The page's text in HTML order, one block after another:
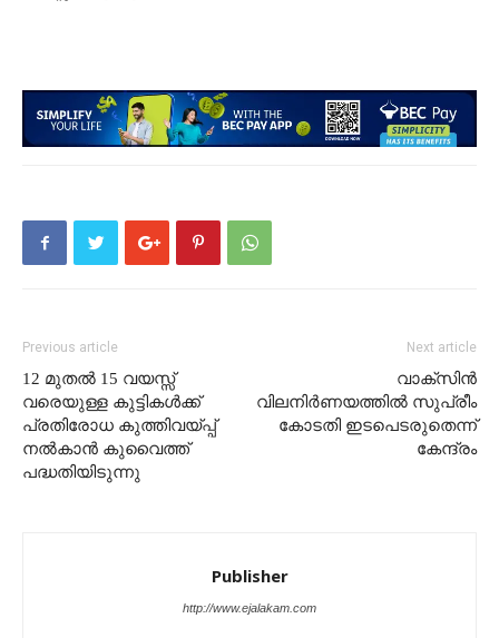
Previous article
12 മുതൽ 15 വയസ്സ്
വരെയുള്ള കുട്ടികൾക്ക്
പ്രതിരോധ കുത്തിവയ്പ്പ്
നൽകാൻ കുവൈത്ത്
പദ്ധതിയിടുന്നു
Next article
വാക്സിന്‍
വിലനിർണയത്തില്‍ സുപ്രീം
കോടതി ഇടപെടരുതെന്ന്
കേന്ദ്രം
Publisher
http://www.ejalakam.com